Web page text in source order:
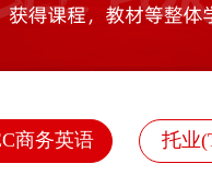
商务英语 托业